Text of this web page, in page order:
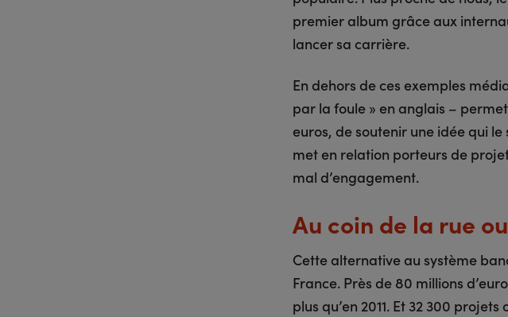
premier album grâce aux
lancer sa carrière.
En dehors de ces exemples
par la foule » en anglais –
euros, de soutenir une idée qui
met en relation porteurs de
mal d’engagement.
Au coin de la rue
Cette alternative au système
France. Près de 80 millions
plus qu’en 2011. Et 32 300